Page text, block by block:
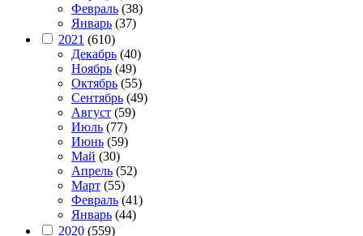
Февраль (38)
Январь (37)
2021 (610)
Декабрь (40)
Ноябрь (49)
Октябрь (55)
Сентябрь (49)
Август (59)
Июль (77)
Июнь (59)
Май (30)
Апрель (52)
Март (55)
Февраль (41)
Январь (44)
2020 (559)